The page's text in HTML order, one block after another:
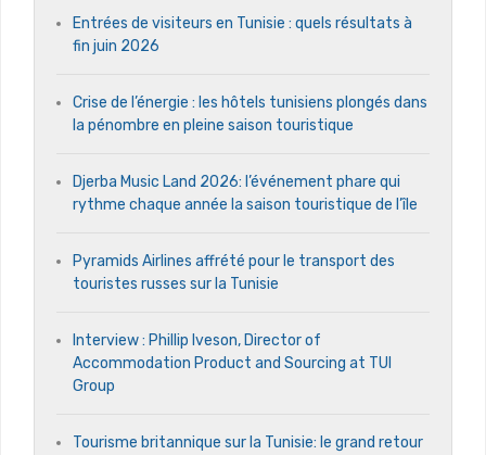
Entrées de visiteurs en Tunisie : quels résultats à
fin juin 2026
Crise de l’énergie : les hôtels tunisiens plongés dans
la pénombre en pleine saison touristique
Djerba Music Land 2026: l’événement phare qui
rythme chaque année la saison touristique de l’île
Pyramids Airlines affrété pour le transport des
touristes russes sur la Tunisie
Interview : Phillip Iveson, Director of
Accommodation Product and Sourcing at TUI
Group
Tourisme britannique sur la Tunisie: le grand retour